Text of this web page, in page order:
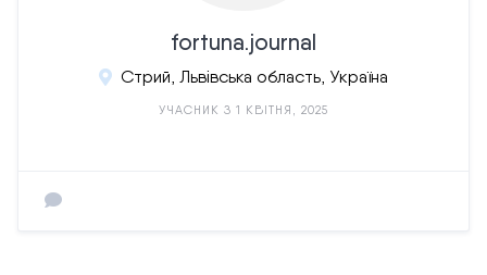
fortuna.journal
Стрий, Львівська область, Україна
УЧАСНИК З 1 КВІТНЯ, 2025